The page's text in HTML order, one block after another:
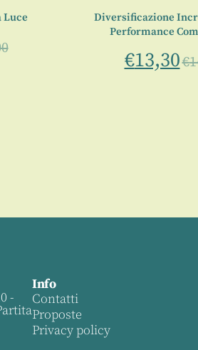
Luce
Diversificazione
Performance
€13,30€
-
Info
Contatti
Proposte
Privacy policy